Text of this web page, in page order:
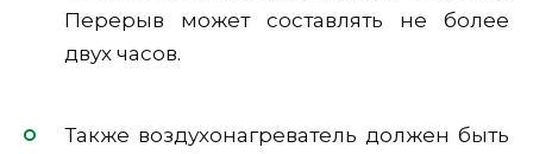
Перерыв может составлять не более
двух часов.
Также воздухонагреватель должен быть